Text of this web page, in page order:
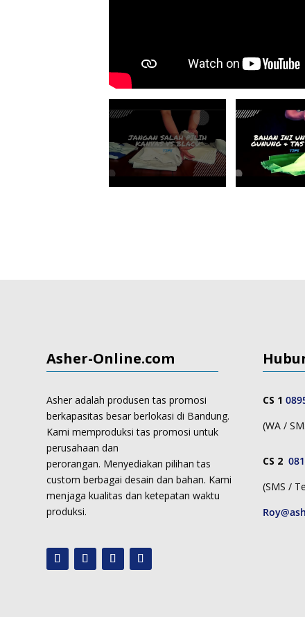
Asher-Online.com
Asher adalah produsen tas promosi
berkapasitas besar berlokasi di Bandung.
Kami memproduksitas promosi untuk
perusahaan dan
perorangan. Menyediakan pilihan tas
custom berbagai desain dan bahan. Kami
menjaga kualitas dan ketepatan waktu
produksi.
CS 1
(WA /
CS 2
(SMS /